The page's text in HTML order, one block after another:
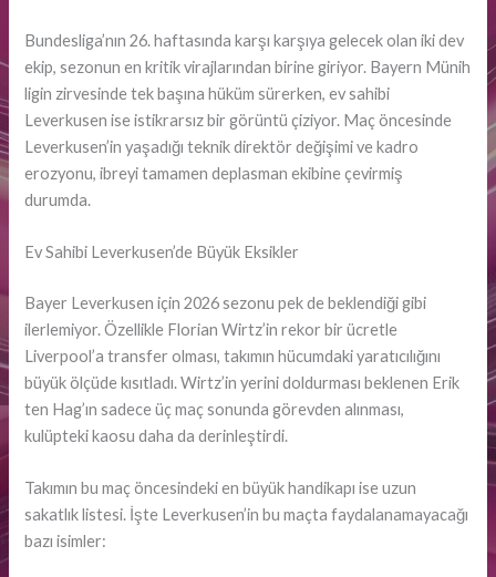
Bundesliga’nın 26. haftasında karşı karşıya gelecek olan iki dev
ekip, sezonun en kritik virajlarından birine giriyor. Bayern Münih
ligin zirvesinde tek başına hüküm sürerken, ev sahibi
Leverkusen ise istikrarsız bir görüntü çiziyor. Maç öncesinde
Leverkusen’in yaşadığı teknik direktör değişimi ve kadro
erozyonu, ibreyi tamamen deplasman ekibine çevirmiş
durumda.
Ev Sahibi Leverkusen’de Büyük Eksikler
Bayer Leverkusen için 2026 sezonu pek de beklendiği gibi
ilerlemiyor. Özellikle Florian Wirtz’in rekor bir ücretle
Liverpool’a transfer olması, takımın hücumdaki yaratıcılığını
büyük ölçüde kısıtladı. Wirtz’in yerini doldurması beklenen Erik
ten Hag’ın sadece üç maç sonunda görevden alınması,
kulüpteki kaosu daha da derinleştirdi.
Takımın bu maç öncesindeki en büyük handikapı ise uzun
sakatlık listesi. İşte Leverkusen’in bu maçta faydalanamayacağı
bazı isimler: